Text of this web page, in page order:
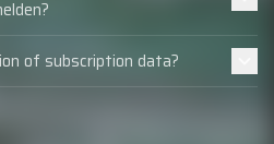
of subscription data?